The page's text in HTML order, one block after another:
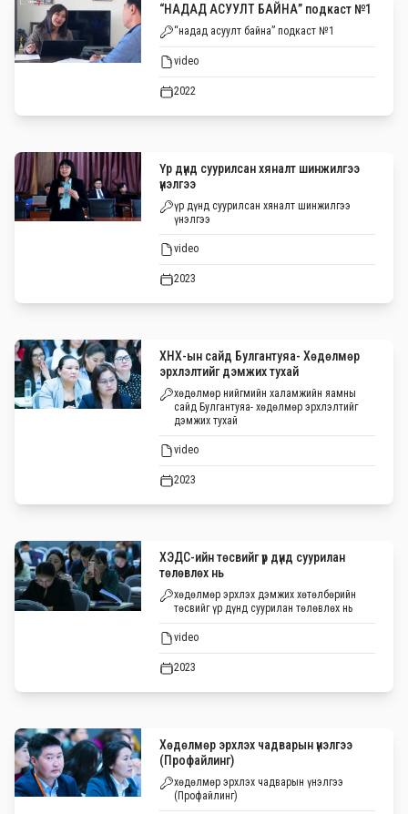
“НАДАД АСУУЛТ БАЙНА” подкаст №1
“надад асуулт байна” подкаст №1
video
2022
Үр дүнд суурилсан хяналт шинжилгээ
үнэлгээ
үр дүнд суурилсан хяналт шинжилгээ
үнэлгээ
video
2023
ХНХ-ын сайд Булгантуяа- Хөдөлмөр
эрхлэлтийг дэмжих тухай
хөдөлмөр нийгмийн халамжийн яамны
сайд Булгантуяа- хөдөлмөр эрхлэлтийг
дэмжих тухай
video
2023
ХЭДС-ийн төсвийг үр дүнд суурилан
төлөвлөх нь
хөдөлмөр эрхлэх дэмжих хөтөлбөрийн
төсвийг үр дүнд суурилан төлөвлөх нь
video
2023
Хөдөлмөр эрхлэх чадварын үнэлгээ
(Профайлинг)
хөдөлмөр эрхлэх чадварын үнэлгээ
(Профайлинг)